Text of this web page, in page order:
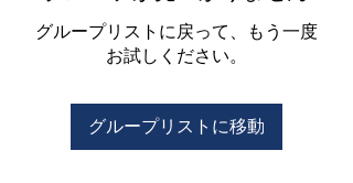
グループリストに戻って、もう一度
お試しください。
グループリストに移動